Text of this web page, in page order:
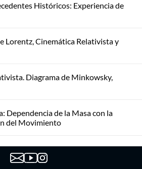
Históricos: Experiencia de
Lorentz, Cinemática Relativista y
Diagrama de Minkowsky,
Dependencia de la Masa con la
del Movimiento
Movimiento Relativistas